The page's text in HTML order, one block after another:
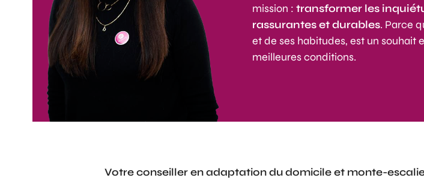
mission :transformer les
rassurantes et durables. Parce
et de ses habitudes, est un souhait
meilleures conditions.
Votre conseiller en adaptation du domicile et monte-